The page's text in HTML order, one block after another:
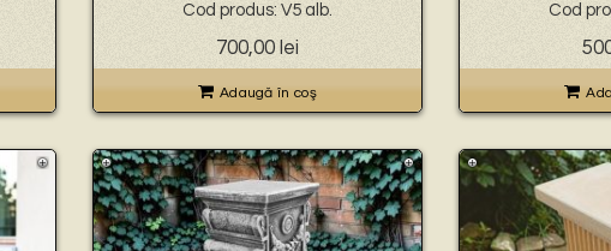
Cod produs: V5 alb.
700,00 lei
Adaugă în coş
Cod